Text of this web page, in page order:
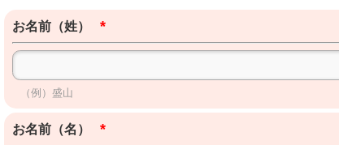
お名前（姓） *
（例）盛山
お名前（名） *